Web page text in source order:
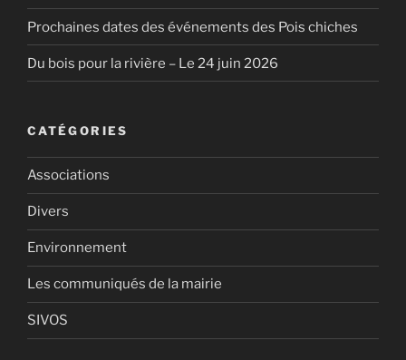
Prochaines dates des événements des Pois chiches
Du bois pour la rivière – Le 24 juin 2026
CATÉGORIES
Associations
Divers
Environnement
Les communiqués de la mairie
SIVOS